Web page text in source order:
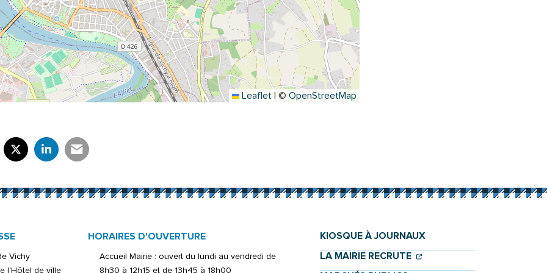
Leaflet | © OpenStreetMap
sur Facebook
dans un nouvel onglet)
Partager sur X (Twitter)
(ouverture dans un nouvel onglet)
Partager sur LinkedIn
(ouverture dans un nouvel onglet)
Partager par e-mail
(ouverture dans un nouvel onglet)
Vichy
l'Hôtel de ville
HORAIRES D'OUVERTURE
Accueil Mairie : ouvert du lundi au vendredi de
8h30 à 12h15 et de 13h45 à 18h00
KIOSQUE À JOURNAUX
LA MAIRIE RECRUTE (OUVERTURE DANS UN
(OUVERTURE DANS UN